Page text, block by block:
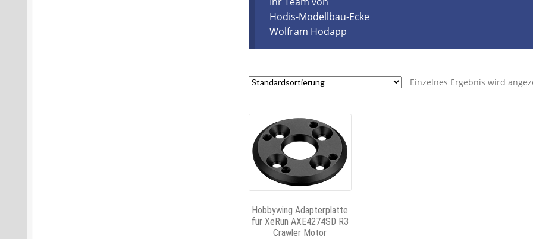
Hodis-Modellbau-Ecke
Wolfram Hodapp
Einzelnes Ergebnis wird
Hobbywing Adapterplatte
für XeRun AXE4274SD R3
Crawler Motor